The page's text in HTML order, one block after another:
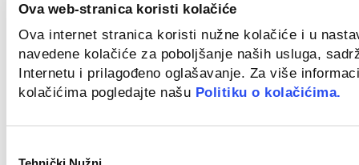
Ova web-stranica koristi kolačiće
Ova internet stranica koristi nužne kolačiće i u
navedene kolačiće za poboljšanje naših usluga,
Internetu i prilagođeno oglašavanje. Za više
kolačićima pogledajte našu Politiku o kolačićima.
Tehnički Nužni
Bravar/Zavarivač (m/ž)